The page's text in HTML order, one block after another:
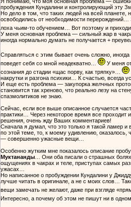
пробуждения Кундалини и контролирующий эту
Но дело в том, что таких людей на всей
освободились от необходимости
лоха чьим-то обучением… Вот поэтому и
У меня основная проблема — сильный жар в
иногда нормально думать не получается +
Справляться с этим бывает очень сложно,
поведет себя со мной неадекватно…
У меня от
сознания до стадии «щас порву, как тряпку»…
накрутки и разгона психики… К счастью, всегда
И еще есть проблема — закупорка желчных
становится так хреново, что реально лезу на
спазмолитиков не знаю.
Сейчас, если все выше описанное случается
практики… Через некоторое время все
решения, очень жду Ваших комментариев!
Сначала я думал, что это только я такой ламер
по этой теме, то, к моему удивлению,
— совершенно ужасные вещи…
Особенно жутким мне показалось описание
Муктананды… Они оба писали о страшных болях
ощущениях в чакрах и теле, приступах самых
ужасах…
Но написанное о пробуждении Кундалини у
лучше читать в оригинале, а не с моих слов…
вещи замечать не желают, даже при взгляде
Интересно, а почему об этом не пишут ни в